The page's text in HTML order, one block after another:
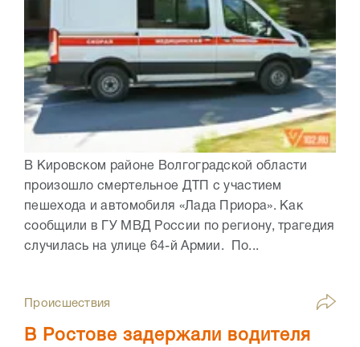
В Кировском районе Волгоградской области
произошло смертельное ДТП с участием
пешехода и автомобиля «Лада Приора». Как
сообщили в ГУ МВД России по региону, трагедия
случилась на улице 64-й Армии. По...
Происшествия
В Ростове задержали водителя